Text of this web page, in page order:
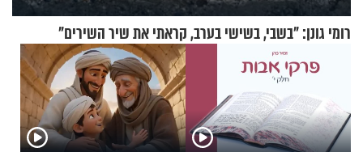
רומי גונן: "בשבי, בשישי בערב, קראתי את שיר השירים"